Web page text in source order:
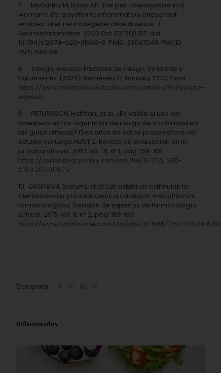
7. McCarthy M, Raval AP. The peri-menopause in a
woman’s life: a systemic inflammatory phase that
enables later neurodegenerative disease. J
Neuroinflammation. 2020 Oct 23;17(1):317. doi:
10.1186/s12974-020-01998-9. PMID: 33097048; PMCID:
PMC7585188.
8. Sangre espesa: Factores de riesgo, síntomas y
tratamiento. (2023). Retrieved 12 January 2023, from
https://www.medicalnewstoday.com/articles/es/sangre-
espesa
9. PETURSSON, Halfdan, et al. ¿Es válido el uso del
colesterol en los algoritmos de riesgo de mortalidad en
las guías clínicas? Diez años de datos prospectivos del
estudio noruego HUNT 2. Revista de evaluación en la
práctica clínica , 2012, vol. 18, nº 1, pág. 159-168.
https://onlinelibrary.wiley.com/doi/full/10.1111/j.1365-
2753.2011.01767.x
10. OKUYAMA, Harumi, et al. Las estatinas estimulan la
aterosclerosis y la insuficiencia cardiaca: mecanismos
farmacológicos. Revisión de expertos de farmacología
clínica , 2015, vol. 8, nº 2, pág. 189-199.
https://www.tandfonline.com/doi/abs/10.1586/
Compartir
Relacionados